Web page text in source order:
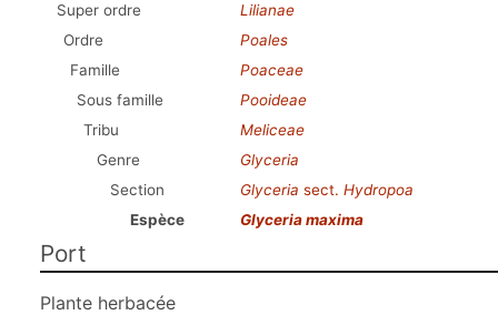
Super ordre
Lilianae
Ordre
Poales
Famille
Poaceae
Sous famille
Pooideae
Tribu
Meliceae
Genre
Glyceria
Section
Glyceria sect. Hydropoa
Espèce
Glyceria maxima
Port
Plante herbacée